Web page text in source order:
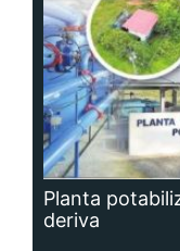
Planta
deriva